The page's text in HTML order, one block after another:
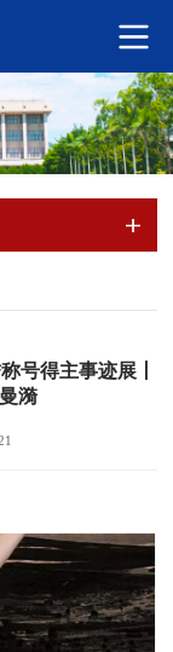
号得主事迹展丨
漪